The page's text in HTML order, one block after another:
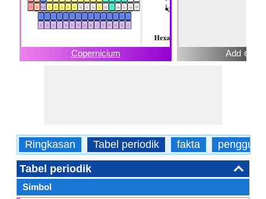
Copernicium Add ⊕
Ringkasan Tabel periodik fakta
Tabel periodik
Simbol